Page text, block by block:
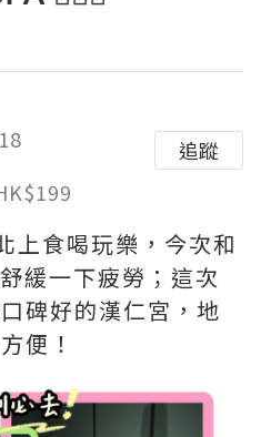
追蹤
食喝玩樂，今次和
緩一下疲勞；這次
碑好的漢仁宮，地
便！